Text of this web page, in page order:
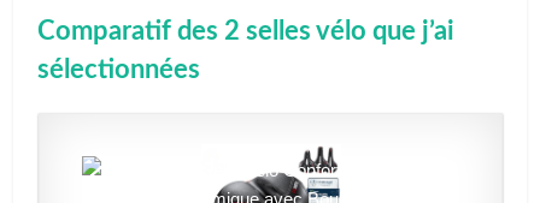
Comparatif des 2 selles vélo que j’ai
sélectionnées